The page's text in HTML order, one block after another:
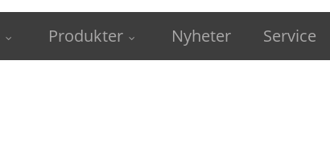
Produkter Nyheter Service